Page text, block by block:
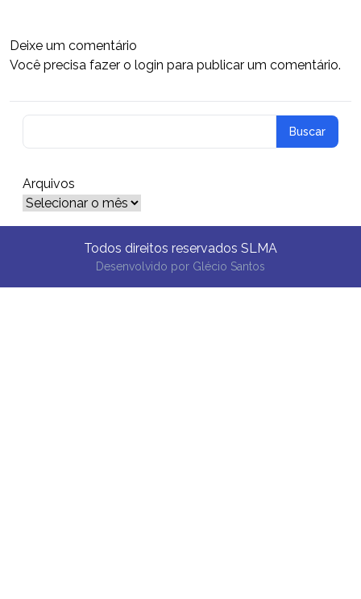
Deixe um comentário
Você precisa fazer o login para publicar um comentário.
Arquivos
Arquivos
Todos direitos reservados SLMA
Desenvolvido por Glécio Santos